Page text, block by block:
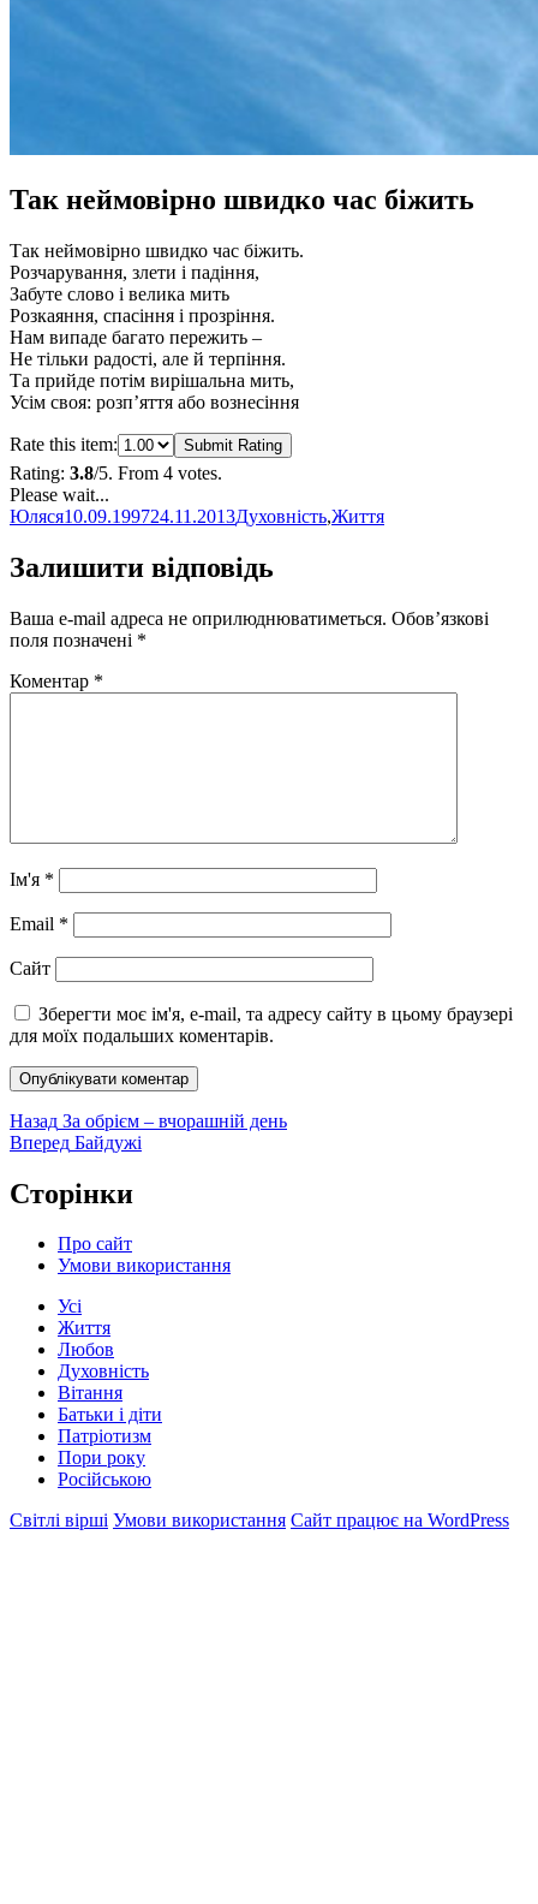
Так неймовірно швидко час біжить
Так неймовірно швидко час біжить.
Розчарування, злети і падіння,
Забуте слово і велика мить
Розкаяння, спасіння і прозріння.
Нам випаде багато пережить –
Не тільки радості, але й терпіння.
Та прийде потім вирішальна мить,
Усім своя: розп’яття або вознесіння
Rate this item: Submit Rating
Rating: 3.8/5. From 4 votes.
Please wait...
Автор
ЮлясяОприлюднено
10.09.199724.11.2013Категорії
Духовність,Життя
Залишити відповідь
Ваша e-mail адреса не оприлюднюватиметься. Обов’язкові
поля позначені *
Коментар *
Ім'я *
Email *
Сайт
Зберегти моє ім'я, e-mail, та адресу сайту в цьому браузері
для моїх подальших коментарів.
Навігація
записів
Назад Попередній
запис:
За обрієм – вчорашній день
Вперед Наступний
Байдужі
Сторінки
Про сайт
Умови використання
Усі
Життя
Любов
Духовність
Вітання
Батьки і діти
Патріотизм
Пори року
Російською
Світлі вірші Умови використання Сайт працює на WordPress